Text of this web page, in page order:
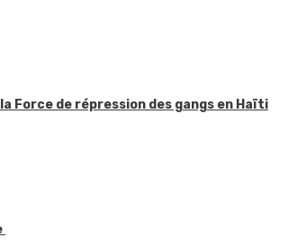
Force de répression des gangs en Haïti